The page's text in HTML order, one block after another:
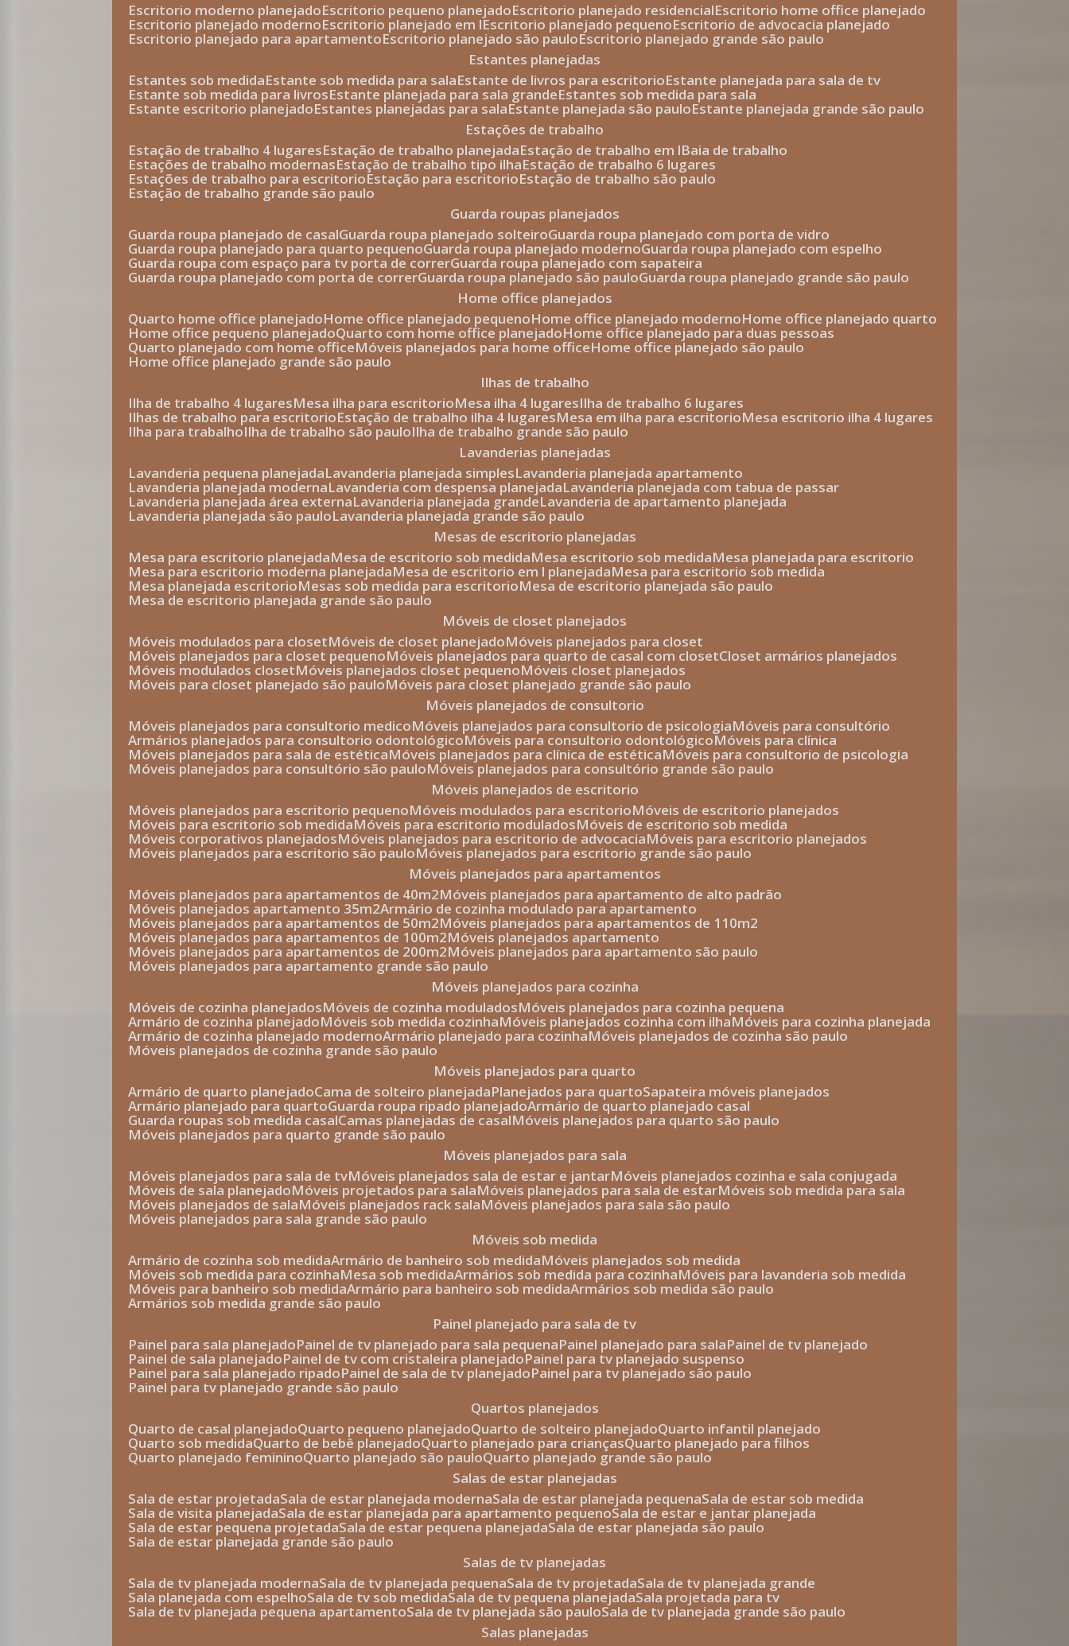
escritorio moderno planejado escritorio pequeno planejado escritorio planejado residencial escritorio home office planejado
escritorio planejado moderno escritorio planejado em l escritorio planejado pequeno escritorio de advocacia planejado
escritorio planejado para apartamento escritorio planejado são paulo escritorio planejado grande são paulo
estantes planejadas
estantes sob medida estante sob medida para sala estante de livros para escritorio estante planejada para sala de tv
estante sob medida para livros estante planejada para sala grande estantes sob medida para sala
estante escritorio planejado estantes planejadas para sala estante planejada são paulo estante planejada grande são paulo
estações de trabalho
estação de trabalho 4 lugares estação de trabalho planejada estação de trabalho em l baia de trabalho
estações de trabalho modernas estação de trabalho tipo ilha estação de trabalho 6 lugares
estações de trabalho para escritorio estação para escritorio estação de trabalho são paulo
estação de trabalho grande são paulo
guarda roupas planejados
guarda roupa planejado de casal
guarda roupa planejado solteiro guarda roupa planejado com porta de vidro
guarda roupa planejado para quarto pequeno guarda roupa planejado moderno guarda roupa planejado com espelho
guarda roupa com espaço para tv porta de correr guarda roupa planejado com sapateira
guarda roupa planejado com porta de correr guarda roupa planejado são paulo
guarda roupa planejado grande são paulo
home office planejados
quarto home office planejado
home office planejado pequeno home office planejado moderno home office planejado quarto
home office pequeno planejado quarto com home office planejado home office planejado para duas pessoas
quarto planejado com home office móveis planejados para home office home office planejado são paulo
home office planejado grande são paulo
ilhas de trabalho
ilha de trabalho 4 lugares
mesa ilha para escritorio mesa ilha 4 lugares ilha de trabalho 6 lugares
ilhas de trabalho para escritorio estação de trabalho ilha 4 lugares mesa em ilha para escritorio mesa escritorio ilha 4 lugares
ilha para trabalho ilha de trabalho são paulo ilha de trabalho grande são paulo
lavanderias planejadas
lavanderia pequena planejada lavanderia planejada simples lavanderia planejada apartamento
lavanderia planejada moderna lavanderia com despensa planejada lavanderia planejada com tabua de passar
lavanderia planejada área externa lavanderia planejada grande lavanderia de apartamento planejada
lavanderia planejada são paulo lavanderia planejada grande são paulo
mesas de escritorio planejadas
mesa para escritorio planejada
mesa de escritorio sob medida mesa escritorio sob medida mesa planejada para escritorio
mesa para escritorio moderna planejada mesa de escritorio em l planejada mesa para escritorio sob medida
mesa planejada escritorio mesas sob medida para escritorio mesa de escritorio planejada são paulo
mesa de escritorio planejada grande são paulo
móveis de closet planejados
móveis modulados para closet
móveis de closet planejado móveis planejados para closet
móveis planejados para closet pequeno móveis planejados para quarto de casal com closet closet armários planejados
móveis modulados closet móveis planejados closet pequeno móveis closet planejados
móveis para closet planejado são paulo
móveis para closet planejado grande são paulo
móveis planejados de consultorio
móveis planejados para consultorio medico
móveis planejados para consultorio de psicologia móveis para consultório
armários planejados para consultorio odontológico móveis para consultorio odontológico móveis para clínica
móveis planejados para sala de estética móveis planejados para clínica de estética móveis para consultorio de psicologia
móveis planejados para consultório são paulo
móveis planejados para consultório grande são paulo
móveis planejados de escritorio
móveis planejados para escritorio pequeno
móveis modulados para escritorio móveis de escritorio planejados
móveis para escritorio sob medida móveis para escritorio modulados móveis de escritorio sob medida
móveis corporativos planejados móveis planejados para escritorio de advocacia móveis para escritorio planejados
móveis planejados para escritorio são paulo
móveis planejados para escritorio grande são paulo
móveis planejados para apartamentos
móveis planejados para apartamentos de 40m2
móveis planejados para apartamento de alto padrão
móveis planejados apartamento 35m2 armário de cozinha modulado para apartamento
móveis planejados para apartamentos de 50m2 móveis planejados para apartamentos de 110m2
móveis planejados para apartamentos de 100m2 móveis planejados apartamento
móveis planejados para apartamentos de 200m2 móveis planejados para apartamento são paulo
móveis planejados para apartamento grande são paulo
móveis planejados para cozinha
móveis de cozinha planejados
móveis de cozinha modulados móveis planejados para cozinha pequena
armário de cozinha planejado móveis sob medida cozinha móveis planejados cozinha com ilha móveis para cozinha planejada
armário de cozinha planejado moderno armário planejado para cozinha móveis planejados de cozinha são paulo
móveis planejados de cozinha grande são paulo
móveis planejados para quarto
armário de quarto planejado cama de solteiro planejada planejados para quarto sapateira móveis planejados
armário planejado para quarto guarda roupa ripado planejado armário de quarto planejado casal
guarda roupas sob medida casal camas planejadas de casal móveis planejados para quarto são paulo
móveis planejados para quarto grande são paulo
móveis planejados para sala
móveis planejados para sala de tv
móveis planejados sala de estar e jantar móveis planejados cozinha e sala conjugada
móveis de sala planejado móveis projetados para sala móveis planejados para sala de estar móveis sob medida para sala
móveis planejados de sala móveis planejados rack sala móveis planejados para sala são paulo
móveis planejados para sala grande são paulo
móveis sob medida
armário de cozinha sob medida armário de banheiro sob medida móveis planejados sob medida
móveis sob medida para cozinha mesa sob medida armários sob medida para cozinha móveis para lavanderia sob medida
móveis para banheiro sob medida armário para banheiro sob medida armários sob medida são paulo
armários sob medida grande são paulo
painel planejado para sala de tv
painel para sala planejado painel de tv planejado para sala pequena painel planejado para sala painel de tv planejado
painel de sala planejado painel de tv com cristaleira planejado painel para tv planejado suspenso
painel para sala planejado ripado painel de sala de tv planejado painel para tv planejado são paulo
painel para tv planejado grande são paulo
quartos planejados
quarto de casal planejado
quarto pequeno planejado quarto de solteiro planejado quarto infantil planejado
quarto sob medida quarto de bebê planejado quarto planejado para crianças quarto planejado para filhos
quarto planejado feminino quarto planejado são paulo
quarto planejado grande são paulo
salas de estar planejadas
sala de estar projetada sala de estar planejada moderna sala de estar planejada pequena sala de estar sob medida
sala de visita planejada sala de estar planejada para apartamento pequeno sala de estar e jantar planejada
sala de estar pequena projetada sala de estar pequena planejada sala de estar planejada são paulo
sala de estar planejada grande são paulo
salas de tv planejadas
sala de tv planejada moderna sala de tv planejada pequena sala de tv projetada sala de tv planejada grande
sala planejada com espelho sala de tv sob medida sala de tv pequena planejada sala projetada para tv
sala de tv planejada pequena apartamento sala de tv planejada são paulo sala de tv planejada grande são paulo
salas planejadas